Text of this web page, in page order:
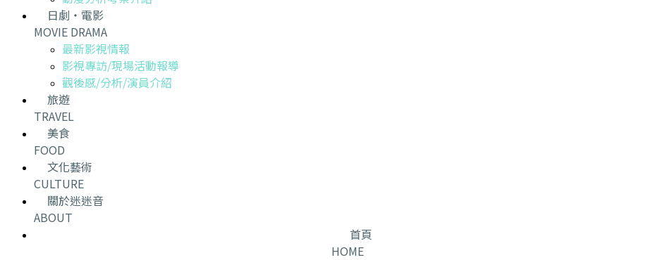
日劇・電影
MOVIE DRAMA
最新影視情報
影視專訪/現場活動報導
觀後感/分析/演員介紹
旅遊
TRAVEL
美食
FOOD
文化藝術
CULTURE
關於迷迷音
ABOUT
首頁
HOME